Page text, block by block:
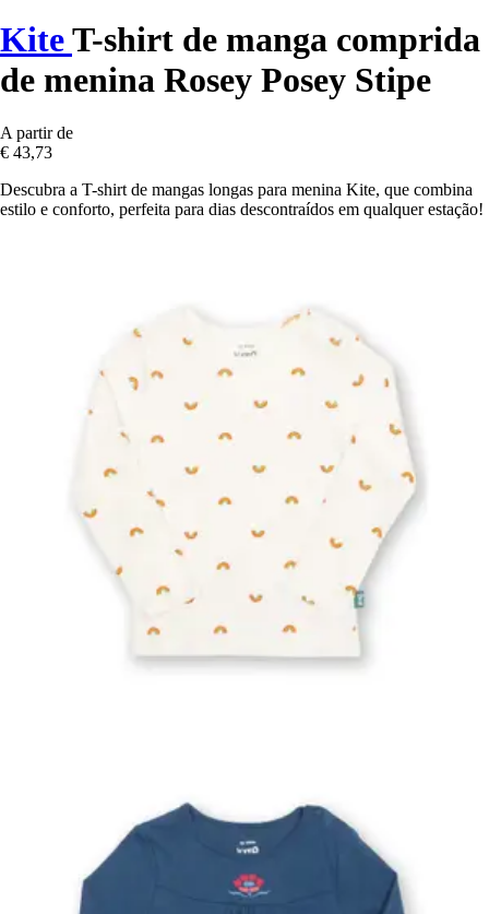
KiteT-shirt de manga comprida
de menina Rosey Posey Stipe
A partir de
€ 43,73
Descubra a T-shirt de mangas longas para menina Kite, que combina
estilo e conforto, perfeita para dias descontraídos em qualquer estação!